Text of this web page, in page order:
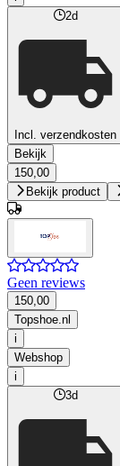
2d
Incl. verzendkosten
Bekijk
150,00
Bekijk product
Geen reviews
150,00
Topshoe.nl
i
Webshop
i
3d